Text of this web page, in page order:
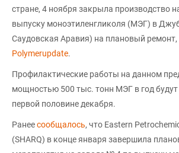
стране, 4 ноября закрыла производство
выпуску моноэтиленгликоля (МЭГ) в
Саудовская Аравия) на плановый
Polymerupdate.
Профилактические работы на данном
мощностью 500 тыс. тонн МЭГ в год
первой половине декабря.
Ранеесообщалось, что Eastern
(SHARQ) в конце января завершила